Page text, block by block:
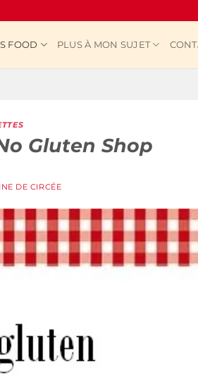
FOOD PLUS À MON SUJET
Gluten Shop
DE CIRCÉE